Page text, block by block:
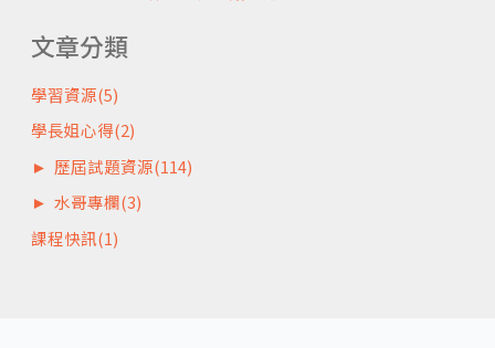
文章分類
學習資源(5)
學長姐心得(2)
► 歷屆試題資源(114)
► 水哥專欄(3)
課程快訊(1)